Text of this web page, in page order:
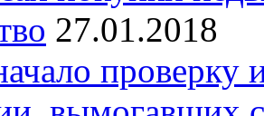
27.01.2018
проверку